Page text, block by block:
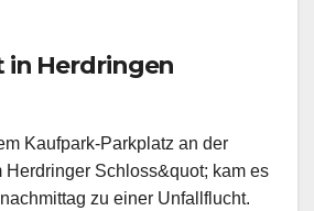
Herdringen
Kaufpark-Parkplatz an der
Herdringer Schloss&quot; kam es
zu einer Unfallflucht.